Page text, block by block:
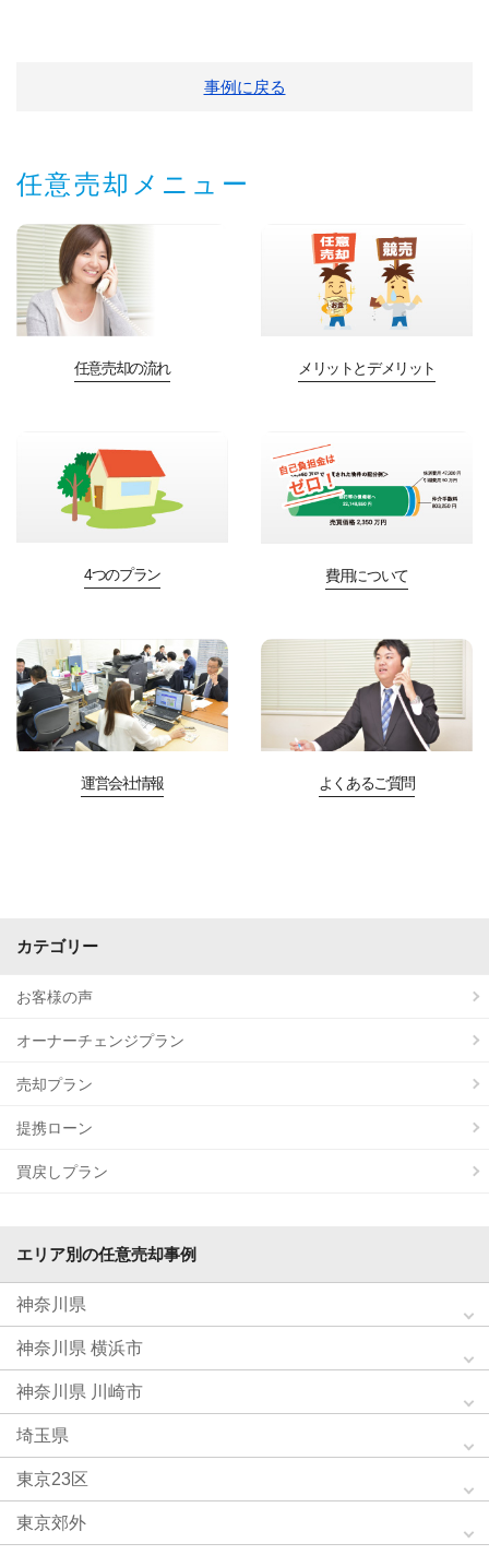
事例に戻る
任意売却メニュー
任意売却の流れ メリットとデメリット
4つのプラン 費用について
運営会社情報 よくあるご質問
カテゴリー
お客様の声
オーナーチェンジプラン
売却プラン
提携ローン
買戻しプラン
エリア別の任意売却事例
神奈川県
神奈川県 横浜市
神奈川県 川崎市
埼玉県
東京23区
東京郊外